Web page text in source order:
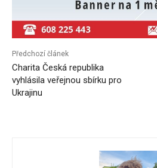
Předchozí článek
Charita Česká republika
vyhlásila veřejnou sbírku pro
Ukrajinu